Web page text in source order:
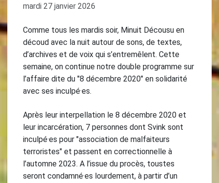
mardi 27 janvier 2026
Comme tous les mardis soir, Minuit Décousu en
découd avec la nuit autour de sons, de textes,
d’archives et de voix qui s’entremêlent. Cette
semaine, on continue notre double programme sur
l’affaire dite du "8 décembre 2020" en solidarité
avec ses inculpé·es.
Après leur interpellation le 8 décembre 2020 et
leur incarcération, 7 personnes dont Svink sont
inculpé·es pour "association de malfaiteurs
terroristes" et passent en correctionnelle à
l’automne 2023. A l’issue du procès, toustes
seront condamné·es lourdement, à partir d’un